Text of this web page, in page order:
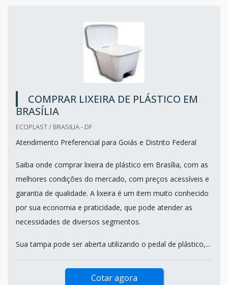
COMPRAR LIXEIRA DE PLÁSTICO EM
BRASÍLIA
ECOPLAST / BRASILIA - DF
Atendimento Preferencial para Goiás e Distrito Federal
Saiba onde comprar lixeira de plástico em Brasília, com as
melhores condições do mercado, com preços acessíveis e
garantia de qualidade. A lixeira é um item muito conhecido
por sua economia e praticidade, que pode atender as
necessidades de diversos segmentos.
Sua tampa pode ser aberta utilizando o pedal de plástico,...
Cotar agora